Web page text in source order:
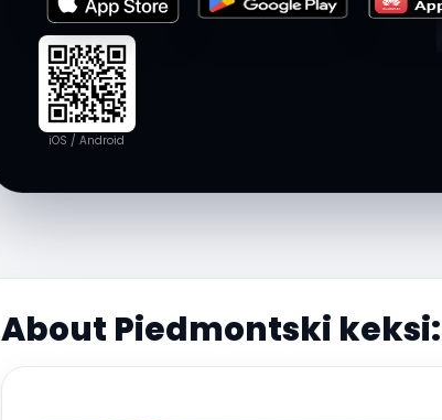
iOS / Android
About Piedmontski